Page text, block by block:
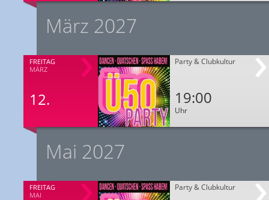
März 2027
FREITAG
MÄRZ
12.
Party & Clubkultur
19:00
Uhr
Mai 2027
FREITAG
MAI
Party & Clubkultur